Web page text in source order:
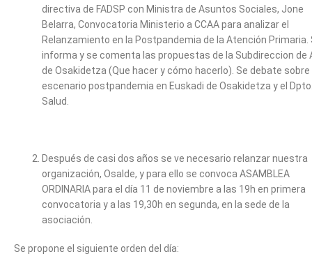
directiva de FADSP con Ministra de Asuntos Sociales, Jone
Belarra, Convocatoria Ministerio a CCAA para analizar el
Relanzamiento en la Postpandemia de la Atención Primaria.
informa y se comenta las propuestas de la Subdireccion de
de Osakidetza (Que hacer y cómo hacerlo). Se debate sobre
escenario postpandemia en Euskadi de Osakidetza y el
Salud.
Después de casi dos años se ve necesario relanzar nuestra
organización, Osalde, y para ello se convoca ASAMBLEA
ORDINARIA para el día 11 de noviembre a las 19h en primera
convocatoria y a las 19,30h en segunda, en la sede de la
asociación.
Se propone el siguiente orden del día: